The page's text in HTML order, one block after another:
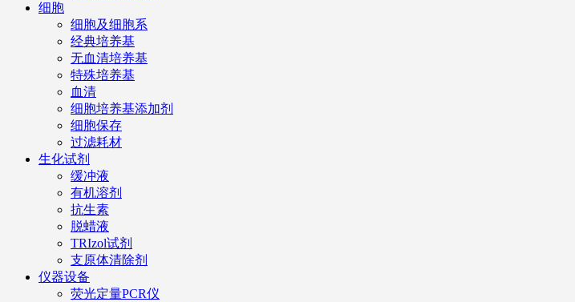
细胞
细胞及细胞系
经典培养基
无血清培养基
特殊培养基
血清
细胞培养基添加剂
细胞保存
过滤耗材
生化试剂
缓冲液
有机溶剂
抗生素
脱蜡液
TRIzol试剂
支原体清除剂
仪器设备
荧光定量PCR仪